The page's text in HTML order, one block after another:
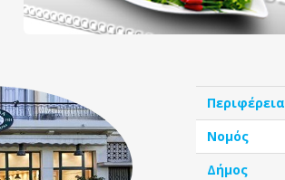
Περιφέρεια
Νομός
Δήμος